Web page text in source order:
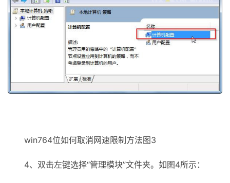
win764位如何取消网速限制方法图3
4、双击左键选择“管理模块”文件夹。如图4所示：